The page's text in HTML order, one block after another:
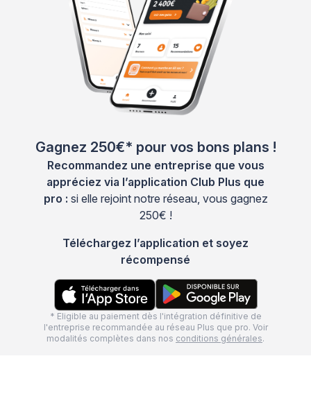
Gagnez 250€* pour vos bons plans !
Recommandez une entreprise que vous
appréciez via l’application Club Plus que
pro : si elle rejoint notre réseau, vous gagnez
250€ !
Téléchargez l’application et soyez
récompensé
* Eligible au paiement dès l'intégration définitive de
l'entreprise recommandée au réseau Plus que pro. Voir
modalités complètes dans nos conditions générales.